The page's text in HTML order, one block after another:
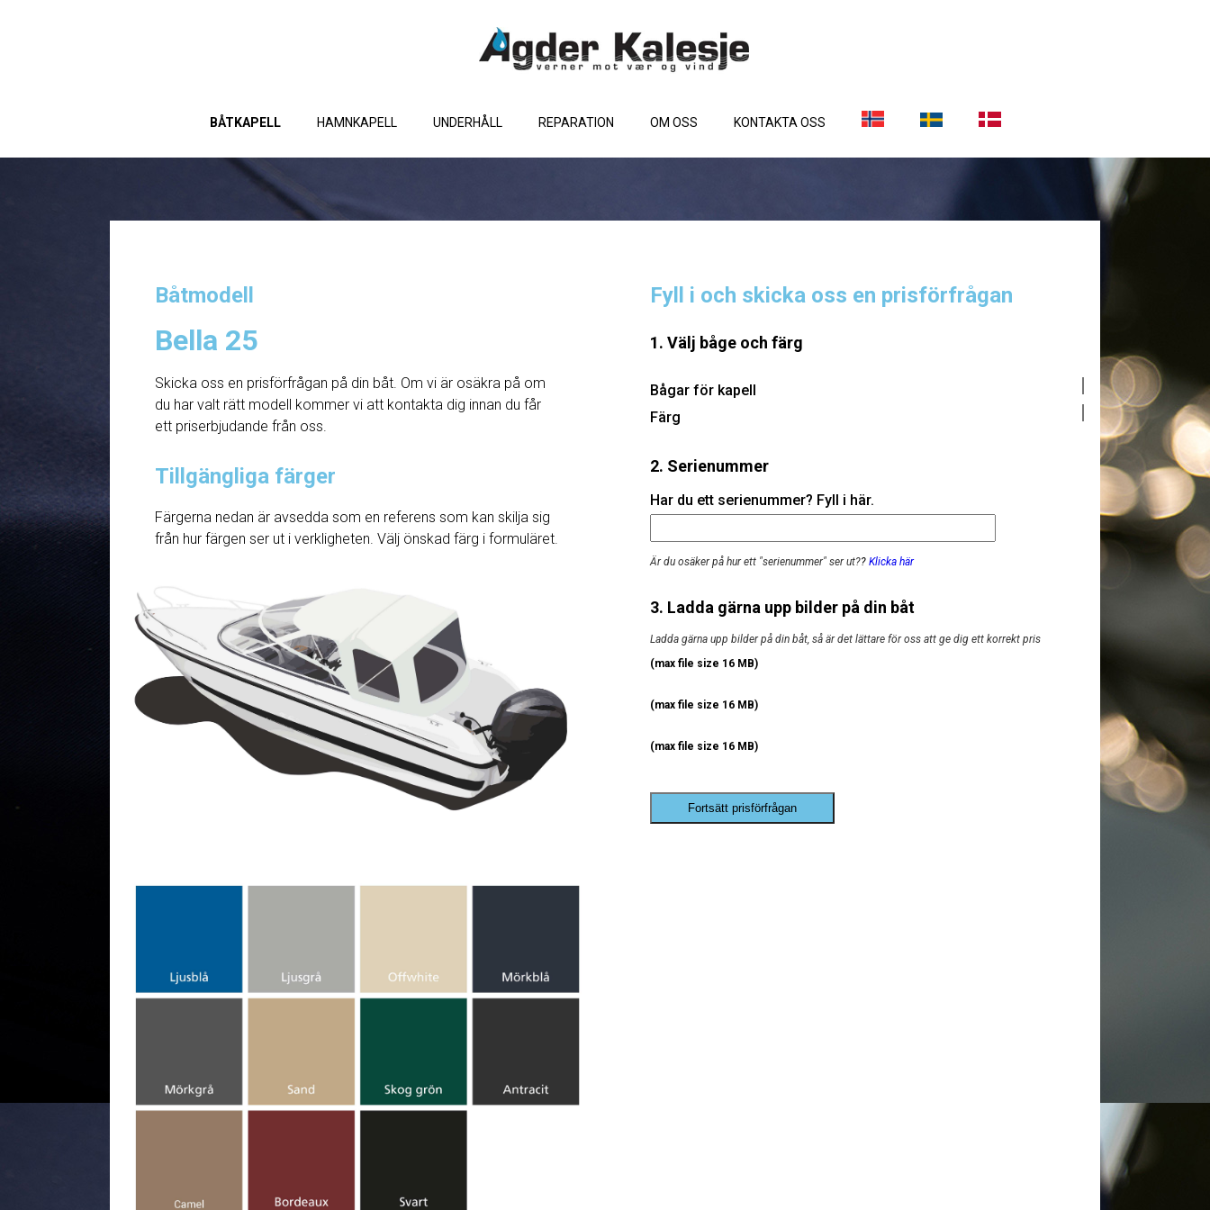
BÅTKAPELL HAMNKAPELL UNDERHÅLL REPARATION OM OSS KONTAKTA OSS
Båtmodell
Bella 25
Skicka oss en prisförfrågan på din båt. Om vi ​​är osäkra på om
du har valt rätt modell kommer vi att kontakta dig innan du får
ett priserbjudande från oss.
Tillgängliga färger
Färgerna nedan är avsedda som en referens som kan skilja sig
från hur färgen ser ut i verkligheten. Välj önskad färg i formuläret.
Fyll i och skicka oss en prisförfrågan
1. Välj båge och färg
Bågar för kapell
Färg
2. Serienummer
Har du ett serienummer? Fyll i här.
Är du osäker på hur ett "serienummer" ser ut?? Klicka här
3. Ladda gärna upp bilder på din båt
Ladda gärna upp bilder på din båt, så är det lättare för oss att ge dig ett korrekt pris
(max file size 16 MB)
(max file size 16 MB)
(max file size 16 MB)
Fortsätt prisförfrågan